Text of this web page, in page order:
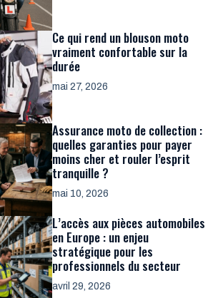
Ce qui rend un blouson moto
vraiment confortable sur la
durée
mai 27, 2026
Assurance moto de collection :
quelles garanties pour payer
moins cher et rouler l’esprit
tranquille ?
mai 10, 2026
L’accès aux pièces automobiles
en Europe : un enjeu
stratégique pour les
professionnels du secteur
avril 29, 2026